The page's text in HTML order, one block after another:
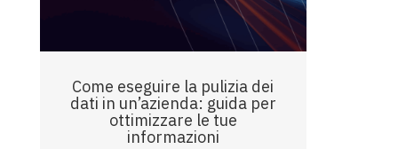
Come eseguire la pulizia dei
dati in un’azienda: guida per
ottimizzare le tue
informazioni